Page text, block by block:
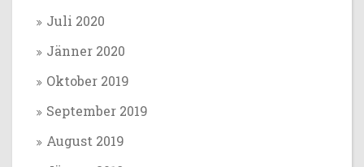
Juli 2020
Jänner 2020
Oktober 2019
September 2019
August 2019